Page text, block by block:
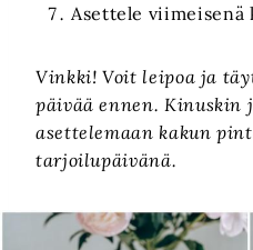
Asettele viimeisenä
Vinkki! Voit leipoa ja
päivää ennen. Kinuskin
asettelemaan kakun
tarjoilupäivänä.